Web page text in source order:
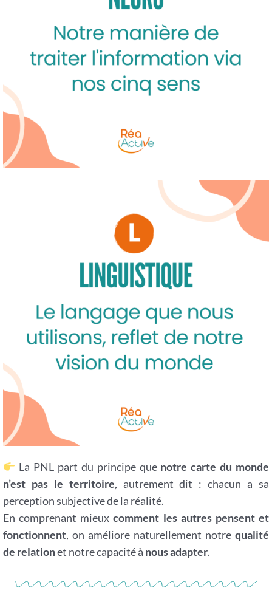
La PNL part du principe que notre carte du monde
n’est pas le territoire, autrement dit : chacun a sa
perception subjective de la réalité.
En comprenant mieuxcomment les autres pensent et
fonctionnent, on améliore naturellement notrequalité
de relationet notre capacité à nous adapter.